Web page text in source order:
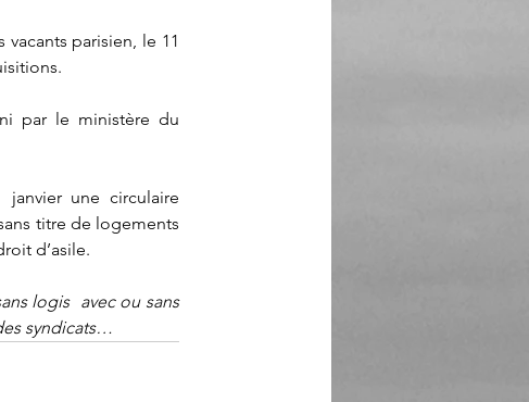
parisien, le 11
par le ministère du
une circulaire
titre de logements
d’asile.
logis  avec ou sans
syndicats…